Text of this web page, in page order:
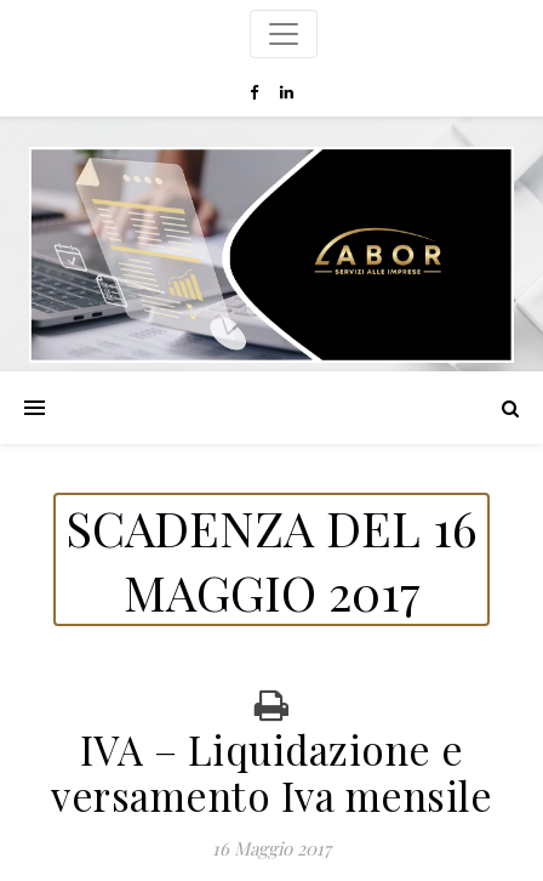
SCADENZA DEL 16
MAGGIO 2017
IVA – Liquidazione e
versamento Iva mensile
16 Maggio 2017